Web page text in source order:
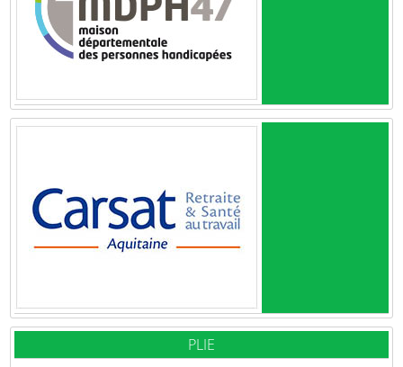
PLIE